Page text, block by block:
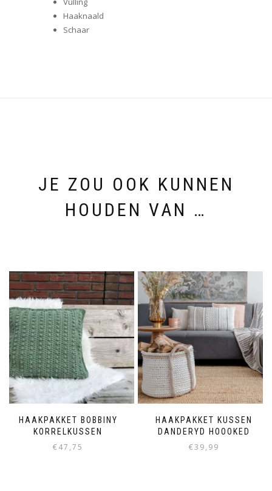
Haaknaald
Schaar
JE ZOU OOK KUNNEN
HOUDEN VAN …
HAAKPAKKET BOBBINY
KORRELKUSSEN
€47,75
HAAKPAKKET KUSSEN
DANDERYD HOOOKED
€39,99